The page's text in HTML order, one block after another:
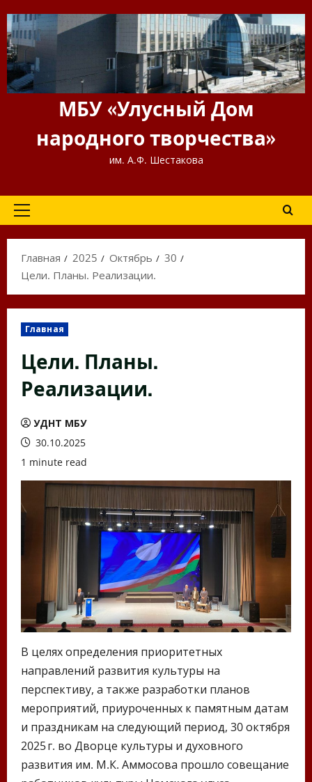
содержимому
МБУ «Улусный Дом
народного творчества»
им. А.Ф. Шестакова
Основное
Главная
2025 Октябрь
30
Цели. Планы. Реализации.
Главная
Цели. Планы.
Реализации.
УДНТ МБУ
30.10.2025
1 minute read
В целях определения приоритетных
направлений развития культуры на
перспективу, а также разработки планов
мероприятий, приуроченных к памятным датам
и праздникам на следующий период, 30 октября
2025 г. во Дворце культуры и духовного
развития им. М.К. Аммосова прошло совещание